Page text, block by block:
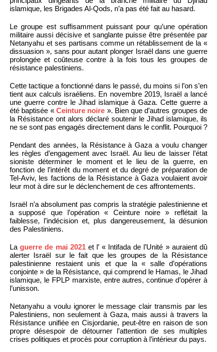
islamique, les Brigades Al-Qods, n’a pas été fait au hasard.
Le groupe est suffisamment puissant pour qu’une opération
militaire aussi décisive et sanglante puisse être présentée par
Netanyahu et ses partisans comme un rétablissement de la «
dissuasion », sans pour autant plonger Israël dans une guerre
prolongée et coûteuse contre à la fois tous les groupes de
résistance palestiniens.
Cette tactique a fonctionné dans le passé, du moins si l’on s’en
tient aux calculs israéliens. En novembre 2019, Israël a lancé
une guerre contre le Jihad islamique à Gaza. Cette guerre a
été baptisée « Ceinture noire ». Bien que d’autres groupes de
la Résistance ont alors déclaré soutenir le Jihad islamique, ils
ne se sont pas engagés directement dans le conflit. Pourquoi ?
Pendant des années, la Résistance à Gaza a voulu changer
les règles d’engagement avec Israël. Au lieu de laisser l’état
sioniste déterminer le moment et le lieu de la guerre, en
fonction de l’intérêt du moment et du degré de préparation de
Tel-Aviv, les factions de la Résistance à Gaza voulaient avoir
leur mot à dire sur le déclenchement de ces affrontements.
Israël n’a absolument pas compris la stratégie palestinienne et
a supposé que l’opération « Ceinture noire » reflétait la
faiblesse, l’indécision et, plus dangereusement, la désunion
des Palestiniens.
Laguerre de mai 2021et l’ « Intifada de l’Unité » auraient dû
alerter Israël sur le fait que les groupes de la Résistance
palestinienne restaient unis et que la « salle d’opérations
conjointe » de la Résistance, qui comprend le Hamas, le Jihad
islamique, le FPLP marxiste, entre autres, continue d’opérer à
l’unisson.
Netanyahu a voulu ignorer le message clair transmis par les
Palestiniens, non seulement à Gaza, mais aussi à travers la
Résistance unifiée en Cisjordanie, peut-être en raison de son
propre désespoir de détourner l’attention de ses multiples
crises politiques et procès pour corruption à l’intérieur du pays.